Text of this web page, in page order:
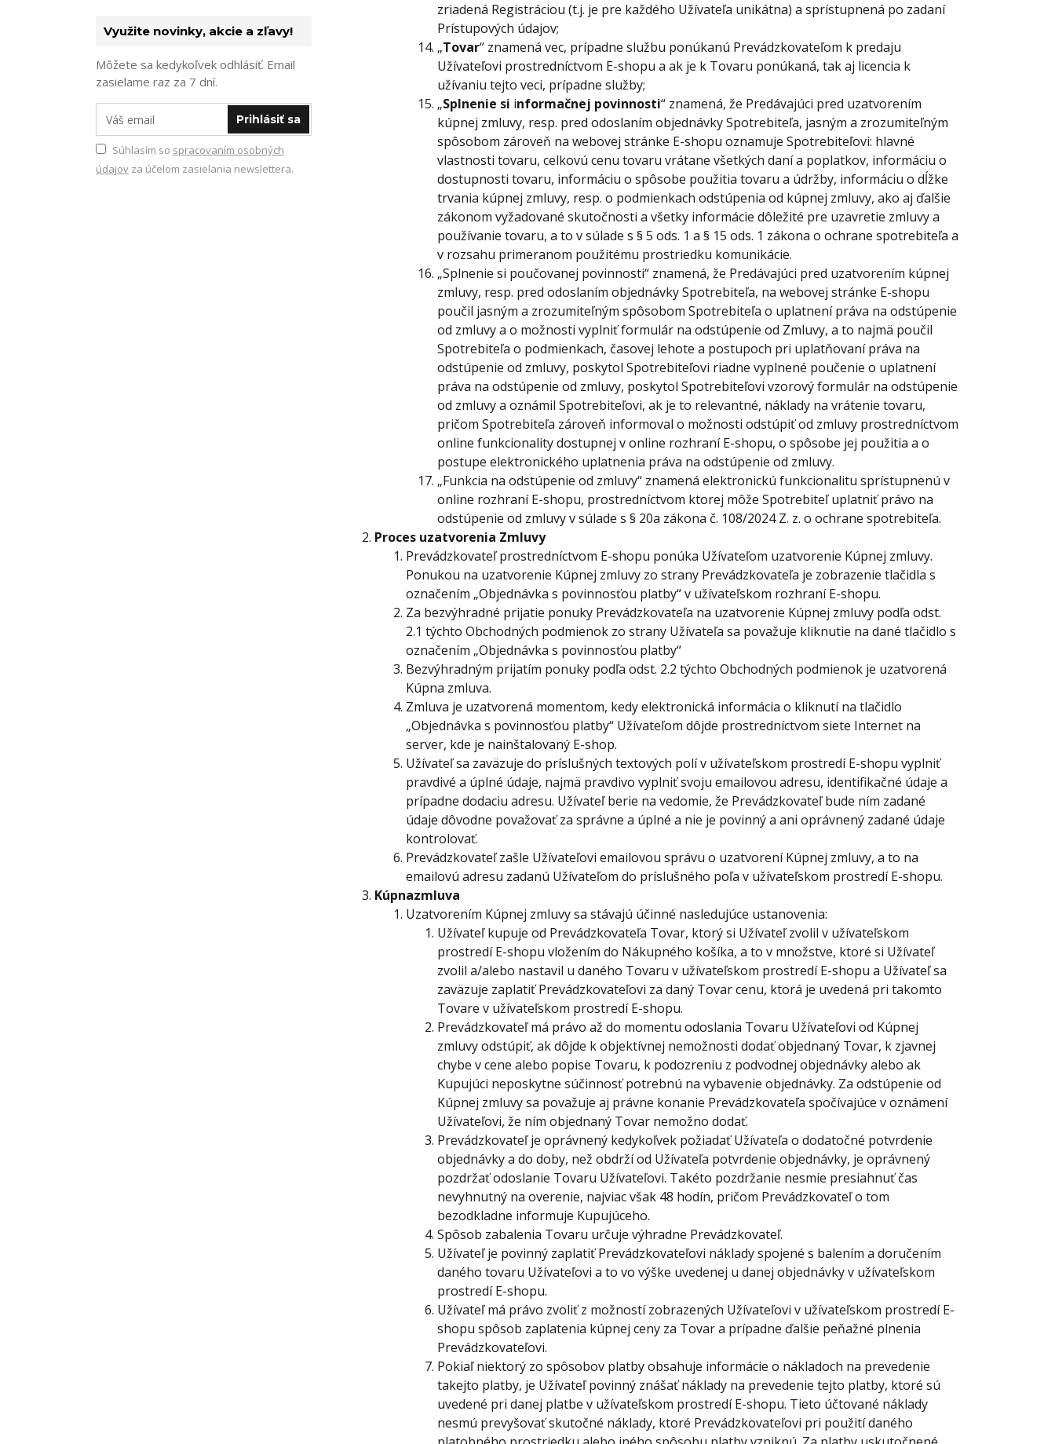
Využite novinky, akcie a zľavy!
Môžete sa kedykoľvek odhlásiť. Email
zasielame raz za 7 dní.
Prihlásiť sa
Súhlasím so spracovaním osobných
údajov za účelom zasielania newslettera.
zriadená Registráciou (t.j. je pre každého Užívateľa unikátna) a sprístupnená po zadaní
Prístupových údajov;
„Tovar“ znamená vec, prípadne službu ponúkanú Prevádzkovateľom k predaju
Užívateľovi prostredníctvom E-shopu a ak je k Tovaru ponúkaná, tak aj licencia k
užívaniu tejto veci, prípadne služby;
„Splnenie si informačnej povinnosti“ znamená, že Predávajúci pred uzatvorením
kúpnej zmluvy, resp. pred odoslaním objednávky Spotrebiteľa, jasným a zrozumiteľným
spôsobom zároveň na webovej stránke E-shopu oznamuje Spotrebiteľovi: hlavné
vlastnosti tovaru, celkovú cenu tovaru vrátane všetkých daní a poplatkov, informáciu o
dostupnosti tovaru, informáciu o spôsobe použitia tovaru a údržby, informáciu o dĺžke
trvania kúpnej zmluvy, resp. o podmienkach odstúpenia od kúpnej zmluvy, ako aj ďalšie
zákonom vyžadované skutočnosti a všetky informácie dôležité pre uzavretie zmluvy a
používanie tovaru, a to v súlade s § 5 ods. 1 a § 15 ods. 1 zákona o ochrane spotrebiteľa a
v rozsahu primeranom použitému prostriedku komunikácie.
„Splnenie si poučovanej povinnosti“ znamená, že Predávajúci pred uzatvorením kúpnej
zmluvy, resp. pred odoslaním objednávky Spotrebiteľa, na webovej stránke E-shopu
poučil jasným a zrozumiteľným spôsobom Spotrebiteľa o uplatnení práva na odstúpenie
od zmluvy a o možnosti vyplniť formulár na odstúpenie od Zmluvy, a to najmä poučil
Spotrebiteľa o podmienkach, časovej lehote a postupoch pri uplatňovaní práva na
odstúpenie od zmluvy, poskytol Spotrebiteľovi riadne vyplnené poučenie o uplatnení
práva na odstúpenie od zmluvy, poskytol Spotrebiteľovi vzorový formulár na odstúpenie
od zmluvy a oznámil Spotrebiteľovi, ak je to relevantné, náklady na vrátenie tovaru,
pričom Spotrebiteľa zároveň informoval o možnosti odstúpiť od zmluvy prostredníctvom
online funkcionality dostupnej v online rozhraní E-shopu, o spôsobe jej použitia a o
postupe elektronického uplatnenia práva na odstúpenie od zmluvy.
„Funkcia na odstúpenie od zmluvy“ znamená elektronickú funkcionalitu sprístupnenú v
online rozhraní E-shopu, prostredníctvom ktorej môže Spotrebiteľ uplatniť právo na
odstúpenie od zmluvy v súlade s § 20a zákona č. 108/2024 Z. z. o ochrane spotrebiteľa.
Proces uzatvorenia Zmluvy
Prevádzkovateľprostredníctvom E-shopu ponúka Užívateľom uzatvorenie Kúpnej zmluvy.
Ponukou na uzatvorenie Kúpnej zmluvy zo strany Prevádzkovateľa je zobrazenie tlačidla s
označením „Objednávka s povinnosťou platby“ v užívateľskom rozhraní E-shopu.
Za bezvýhradné prijatie ponuky Prevádzkovateľa na uzatvorenie Kúpnej zmluvy podľa odst.
2.1 týchto Obchodných podmienok zo strany Užívateľa sa považuje kliknutie na dané tlačidlo s
označením „Objednávka s povinnosťou platby“
Bezvýhradným prijatím ponuky podľa odst. 2.2 týchto Obchodných podmienok je uzatvorená
Kúpna zmluva.
Zmluva je uzatvorená momentom, kedy elektronická informácia o kliknutí na tlačidlo
„Objednávka s povinnosťou platby“ Užívateľom dôjde prostredníctvom siete Internet na
server, kde je nainštalovaný E-shop.
Užívateľ sa zaväzuje do príslušných textových polí v užívateľskom prostredí E-shopu vyplniť
pravdivé a úplné údaje, najmä pravdivo vyplniť svoju emailovou adresu, identifikačné údaje a
prípadne dodaciu adresu. Užívateľ berie na vedomie, že Prevádzkovateľ bude ním zadané
údaje dôvodne považovať za správne a úplné a nie je povinný a ani oprávnený zadané údaje
kontrolovať.
Prevádzkovateľ zašle Užívateľovi emailovou správu o uzatvorení Kúpnej zmluvy, a to na
emailovú adresu zadanú Užívateľom do príslušného poľa v užívateľskom prostredí E-shopu.
Kúpnazmluva
Uzatvorením Kúpnej zmluvy sa stávajú účinné nasledujúce ustanovenia:
Užívateľ kupuje od Prevádzkovateľa Tovar, ktorý si Užívateľ zvolil v užívateľskom
prostredí E-shopu vložením do Nákupného košíka, a to v množstve, ktoré si Užívateľ
zvolil a/alebo nastavil u daného Tovaru v užívateľskom prostredí E-shopu a Užívateľ sa
zaväzuje zaplatiť Prevádzkovateľovi za daný Tovar cenu, ktorá je uvedená pri takomto
Tovare v užívateľskom prostredí E-shopu.
Prevádzkovateľ má právo až do momentu odoslania Tovaru Užívateľovi od Kúpnej
zmluvy odstúpiť, ak dôjde k objektívnej nemožnosti dodať objednaný Tovar, k zjavnej
chybe v cene alebo popise Tovaru, k podozreniu z podvodnej objednávky alebo ak
Kupujúci neposkytne súčinnosť potrebnú na vybavenie objednávky. Za odstúpenie od
Kúpnej zmluvy sa považuje aj právne konanie Prevádzkovateľa spočívajúce v oznámení
Užívateľovi, že ním objednaný Tovar nemožno dodať.
Prevádzkovateľ je oprávnený kedykoľvek požiadať Užívateľa o dodatočné potvrdenie
objednávky a do doby, než obdrží od Užívateľa potvrdenie objednávky, je oprávnený
pozdržať odoslanie Tovaru Užívateľovi. Takéto pozdržanie nesmie presiahnuť čas
nevyhnutný na overenie, najviac však 48 hodín, pričom Prevádzkovateľ o tom
bezodkladne informuje Kupujúceho.
Spôsob zabalenia Tovaru určuje výhradne Prevádzkovateľ.
Užívateľ je povinný zaplatiť Prevádzkovateľovi náklady spojené s balením a doručením
daného tovaru Užívateľovi a to vo výške uvedenej u danej objednávky v užívateľskom
prostredí E-shopu.
Užívateľ má právo zvoliť z možností zobrazených Užívateľovi v užívateľskom prostredí E-
shopu spôsob zaplatenia kúpnej ceny za Tovar a prípadne ďalšie peňažné plnenia
Prevádzkovateľovi.
Pokiaľ niektorý zo spôsobov platby obsahuje informácie o nákladoch na prevedenie
takejto platby, je Užívateľ povinný znášať náklady na prevedenie tejto platby, ktoré sú
uvedené pri danej platbe v užívateľskom prostredí E-shopu. Tieto účtované náklady
nesmú prevyšovať skutočné náklady, ktoré Prevádzkovateľovi pri použití daného